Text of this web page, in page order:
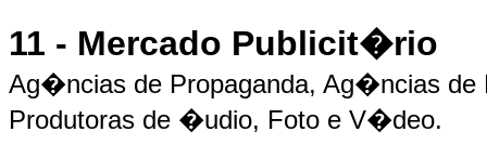
11 - Mercado Publicit�rio
Ag�ncias de Propaganda, Ag�ncias
Produtoras de �udio, Foto e V�deo.